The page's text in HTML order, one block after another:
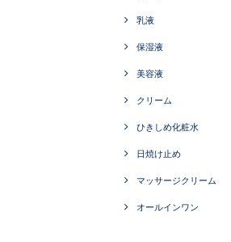
乳液
保湿液
美容液
クリーム
ひきしめ化粧水
日焼け止め
マッサージクリーム
オールインワン